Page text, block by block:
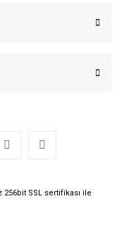
256bit SSL sertifikası ile